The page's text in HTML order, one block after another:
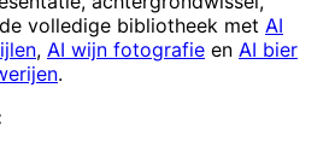
volledige bibliotheek met AI
, AI wijn fotografie en AI bier
.